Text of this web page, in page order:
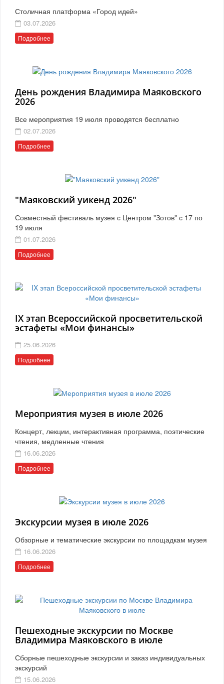
Столичная платформа «Город идей»
03.07.2026
Подробнее
День рождения Владимира Маяковского
2026
Все мероприятия 19 июля проводятся бесплатно
02.07.2026
Подробнее
"Маяковский уикенд 2026"
Совместный фестиваль музея с Центром "Зотов" с 17 по
19 июля
01.07.2026
Подробнее
IX этап Всероссийской просветительской
эстафеты «Мои финансы»
25.06.2026
Подробнее
Мероприятия музея в июле 2026
Концерт, лекции, интерактивная программа, поэтические
чтения, медленные чтения
16.06.2026
Подробнее
Экскурсии музея в июле 2026
Обзорные и тематические экскурсии по площадкам музея
16.06.2026
Подробнее
Пешеходные экскурсии по Москве
Владимира Маяковского в июле
Сборные пешеходные экскурсии и заказ индивидуальных
экскурсий
15.06.2026